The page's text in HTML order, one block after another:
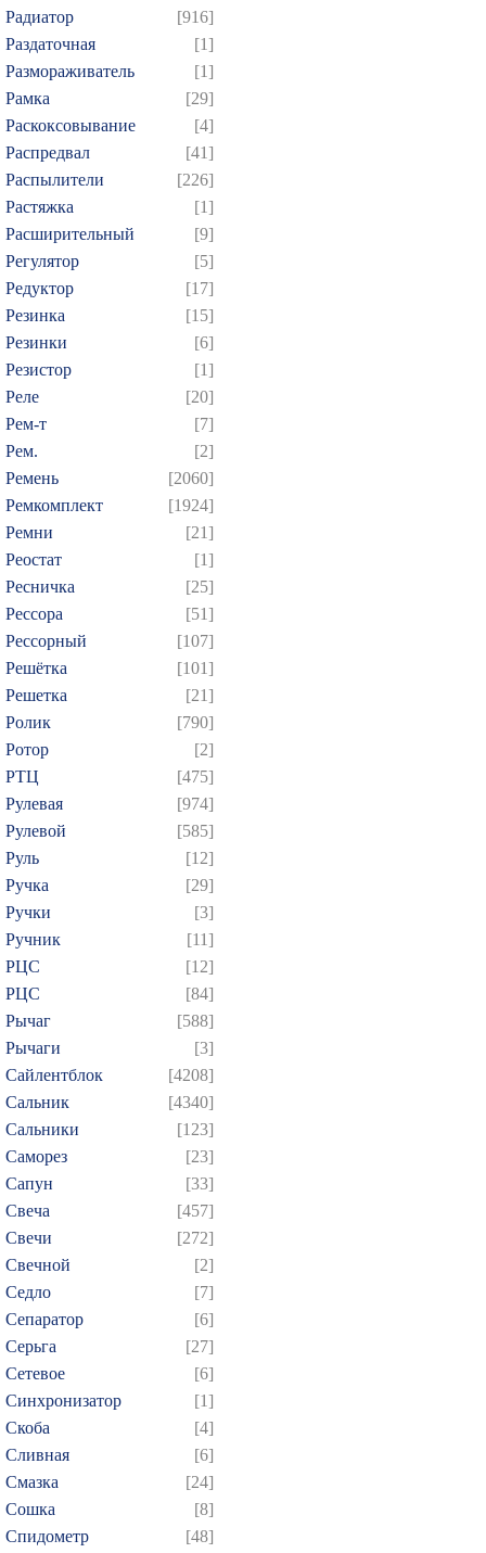
Радиатор
[916]
Раздаточная
[1]
Размораживатель
[1]
Рамка
[29]
Раскоксовывание
[4]
Распредвал
[41]
Распылители
[226]
Растяжка
[1]
Расширительный
[9]
Регулятор
[5]
Редуктор
[17]
Резинка
[15]
Резинки
[6]
Резистор
[1]
Реле
[20]
Рем-т
[7]
Рем.
[2]
Ремень
[2060]
Ремкомплект
[1924]
Ремни
[21]
Реостат
[1]
Ресничка
[25]
Рессора
[51]
Рессорный
[107]
Решётка
[101]
Решетка
[21]
Ролик
[790]
Ротор
[2]
РТЦ
[475]
Рулевая
[974]
Рулевой
[585]
Руль
[12]
Ручка
[29]
Ручки
[3]
Ручник
[11]
РЦC
[12]
РЦС
[84]
Рычаг
[588]
Рычаги
[3]
Сайлентблок
[4208]
Сальник
[4340]
Сальники
[123]
Саморез
[23]
Сапун
[33]
Свеча
[457]
Свечи
[272]
Свечной
[2]
Седло
[7]
Сепаратор
[6]
Серьга
[27]
Сетевое
[6]
Синхронизатор
[1]
Скоба
[4]
Сливная
[6]
Смазка
[24]
Сошка
[8]
Спидометр
[48]